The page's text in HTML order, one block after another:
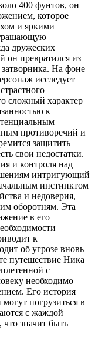
400 фунтов, он
которое
и яркими
дружеских
он превратился из
затворника. На фоне
исследует
сложный характер
к
противоречий и
защитить
свои недостатки.
и контроля над
интригующий
инстинктом
и недоверия,
оборотням. Эта
в его
к
об угрозе вновь
путешествие Ника
с
необходимо
Его история
погрузиться в
с жаждой
что значит быть